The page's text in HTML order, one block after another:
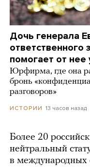
Дочь генерала
ответственного
помогает от нее
Юрфирма, где она
бронь
разговоров»
ИСТОРИИ 13 часов назад
Более 20
нейтральный
в международных